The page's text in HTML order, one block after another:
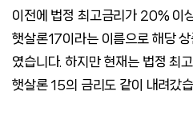
이전에 법정 최고금리가 20% 이
햇살론17이라는 이름으로 해당
였습니다. 하지만 현재는 법정 최
햇살론 15의 금리도 같이 내려갔